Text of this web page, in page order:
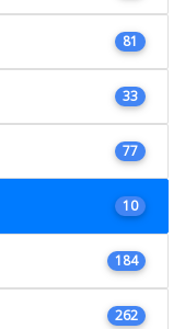
81
33
77
10
184
262